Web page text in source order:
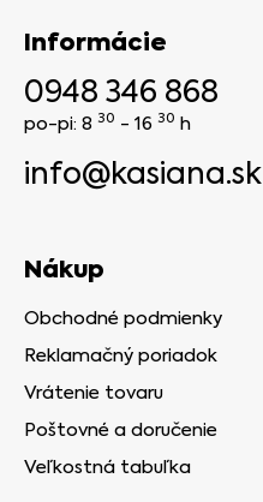
Informácie
0948 346 868
po-pi: 8 30 - 16 30 h
info@kasiana.sk
Nákup
Obchodné podmienky
Reklamačný poriadok
Vrátenie tovaru
Poštovné a doručenie
Veľkostná tabuľka